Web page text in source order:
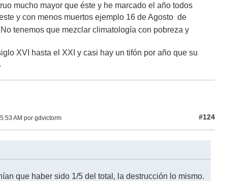
mucho mayor que éste y he marcado el año todos
y con menos muertos ejemplo 16 de Agosto de
tenemos que mezclar climatología con pobreza y
XVI hasta el XXI y casi hay un tifón por año que su
AM por gdvictorm #124
que haber sido 1/5 del total, la destrucción lo mismo.